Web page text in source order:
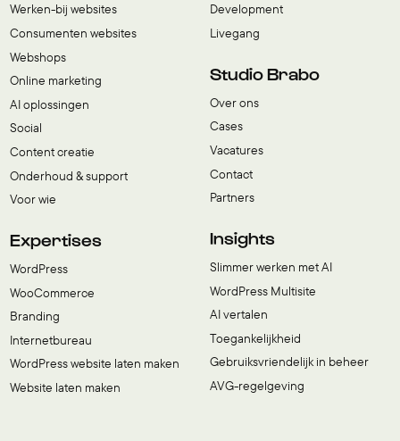
Werken-bij websites
Consumenten websites
Webshops
Online marketing
AI oplossingen
Social
Content creatie
Onderhoud & support
Voor wie
Expertises
WordPress
WooCommerce
Branding
Internetbureau
WordPress website laten maken
Website laten maken
Development
Livegang
Studio Brabo
Over ons
Cases
Vacatures
Contact
Partners
Insights
Slimmer werken met AI
WordPress Multisite
AI vertalen
Toegankelijkheid
Gebruiksvriendelijk in beheer
AVG-regelgeving